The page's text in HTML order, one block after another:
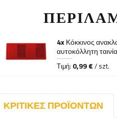
4xΚόκκινος
αυτοκόλλητη ταινία
Τιμή: 0,99 € / szt.
ΚΡΙΤΙΚΈΣ ΠΡΟΪΌΝΤΩΝ